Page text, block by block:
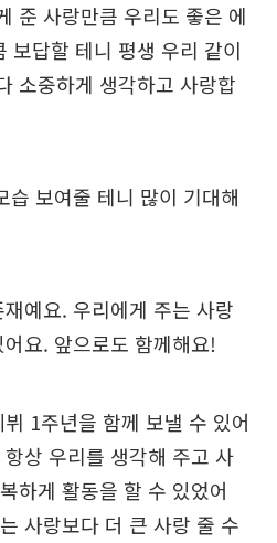
준 사랑만큼 우리도 좋은 에
보답할 테니 평생 우리 같이
소중하게 생각하고 사랑합
습 보여줄 테니 많이 기대해
예요. 우리에게 주는 사랑
요. 앞으로도 함께해요!
1주년을 함께 보낼 수 있어
상 우리를 생각해 주고 사
하게 활동을 할 수 있었어
사랑보다 더 큰 사랑 줄 수